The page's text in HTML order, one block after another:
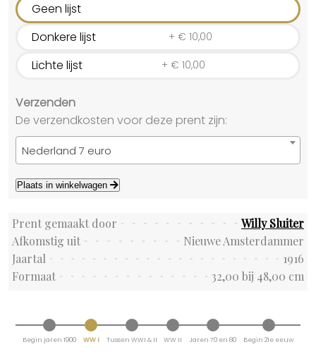
Geen lijst
Donkere lijst
+ € 10,00
Lichte lijst + € 10,00
Verzenden
De verzendkosten voor deze prent zijn:
Nederland 7 euro
Plaats in winkelwagen
Prent gemaakt door
Willy Sluiter
Afkomstig uit
Nieuwe Amsterdammer
Jaartal
1916
Formaat
32,00 bij 48,00 cm
Begin jaren 1900 WW I Tussen WWI & II WW II Jaren 70 en 80 Begin 21e eeuw